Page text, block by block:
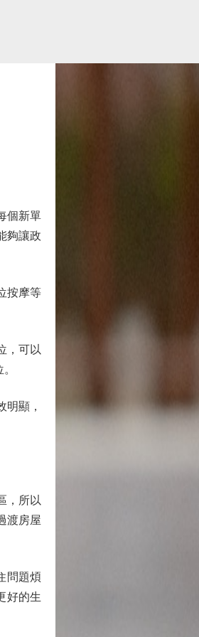
個新單
夠讓政
按摩等
，可以
顯，
，所以
渡房屋
問題煩
好的生